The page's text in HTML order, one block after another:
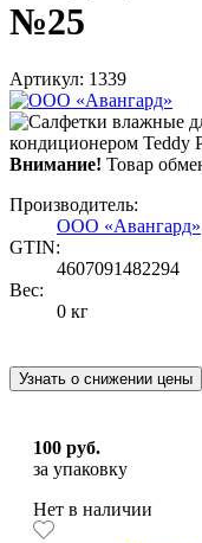
№25
Артикул: 1339
Внимание! Товар
Производитель:
ООО «Авангард»
GTIN:
4607091482294
Вес:
0 кг
Узнать о снижении цены
100 руб.
за упаковку
Нет в наличии